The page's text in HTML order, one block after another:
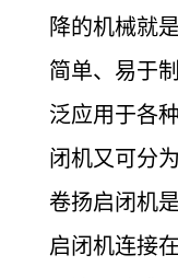
降的机械就
简单、易于
泛应用于各
闭机又可分
卷扬启闭机
启闭机连接